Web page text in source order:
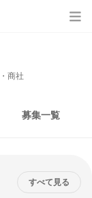
商社
募集一覧
すべて見る